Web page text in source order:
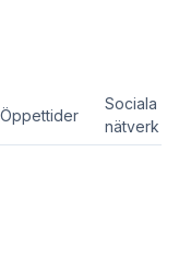
Öppettider
Sociala
nätverk